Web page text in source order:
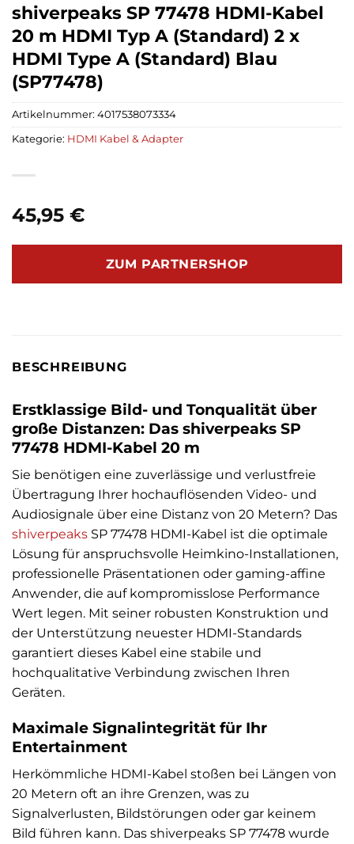
shiverpeaks SP 77478 HDMI-Kabel
20 m HDMI Typ A (Standard) 2 x
HDMI Type A (Standard) Blau
(SP77478)
45,95 €
ZUM PARTNERSHOP
Artikelnummer: 4017538073334
Kategorie: HDMI Kabel & Adapter
BESCHREIBUNG
Erstklassige Bild- und Tonqualität über
große Distanzen: Das shiverpeaks SP
77478 HDMI-Kabel 20 m
Sie benötigen eine zuverlässige und verlustfreie
Übertragung Ihrer hochauflösenden Video- und
Audiosignale über eine Distanz von 20 Metern? Das
shiverpeaks SP 77478 HDMI-Kabel ist die optimale
Lösung für anspruchsvolle Heimkino-Installationen,
professionelle Präsentationen oder gaming-affine
Anwender, die auf kompromisslose Performance
Wert legen. Mit seiner robusten Konstruktion und
der Unterstützung neuester HDMI-Standards
garantiert dieses Kabel eine stabile und
hochqualitative Verbindung zwischen Ihren
Geräten.
Maximale Signalintegrität für Ihr
Entertainment
Herkömmliche HDMI-Kabel stoßen bei Längen von
20 Metern oft an ihre Grenzen, was zu
Signalverlusten, Bildstörungen oder gar keinem
Bild führen kann. Das shiverpeaks SP 77478 wurde